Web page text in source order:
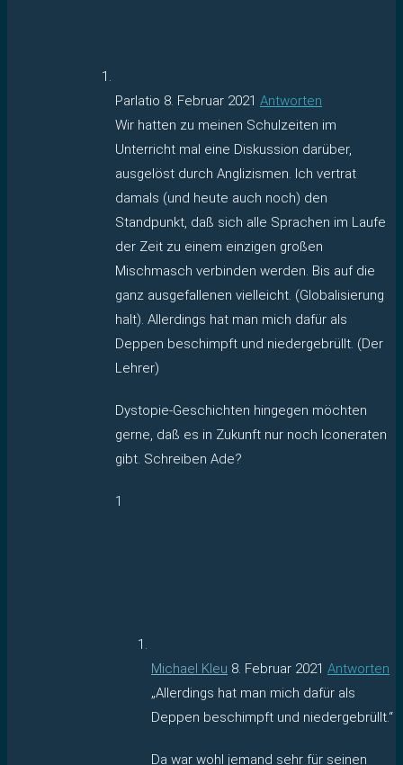
Parlatio 8. Februar 2021 Antworten
Wir hatten zu meinen Schulzeiten im
Unterricht mal eine Diskussion darüber,
ausgelöst durch Anglizismen. Ich vertrat
damals (und heute auch noch) den
Standpunkt, daß sich alle Sprachen im Laufe
der Zeit zu einem einzigen großen
Mischmasch verbinden werden. Bis auf die
ganz ausgefallenen vielleicht. (Globalisierung
halt). Allerdings hat man mich dafür als
Deppen beschimpft und niedergebrüllt. (Der
Lehrer)
Dystopie-Geschichten hingegen möchten
gerne, daß es in Zukunft nur noch Iconeraten
gibt. Schreiben Ade?
1
Michael Kleu 8. Februar 2021 Antworten
„Allerdings hat man mich dafür als
Deppen beschimpft und niedergebrüllt.“
Da war wohl jemand sehr für seinen